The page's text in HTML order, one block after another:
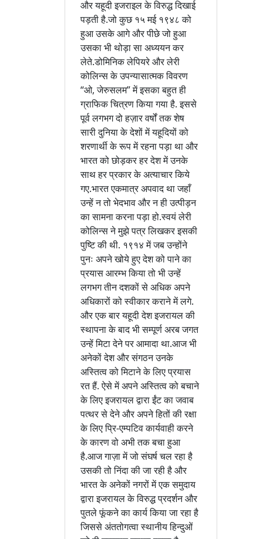
और यहूदी इजराइल के विरुद्ध दिखाई
पड़ती है.जो कुछ १५ मई १९४८ को
हुआ उसके आगे और पीछे जो हुआ
उसका भी थोड़ा सा अध्ययन कर
लेते.डोमिनिक लेपियरे और लेरी
कोलिन्स के उपन्यासात्मक विवरण
“ओ, जेरुसलम” में इसका बहुत ही
ग्राफिक चित्रण किया गया है. इससे
पूर्व लगभग दो हज़ार वर्षों तक शेष
सारी दुनिया के देशों में यहूदियों को
शरणार्थी के रूप में रहना पड़ा था और
भारत को छोड़कर हर देश में उनके
साथ हर प्रकार के अत्याचार किये
गए.भारत एकमात्र अपवाद था जहाँ
उन्हें न तो भेदभाव और न ही उत्पीड़न
का सामना करना पड़ा हो.स्वयं लेरी
कोलिन्स ने मुझे पत्र लिखकर इसकी
पुष्टि की थी. १९१४ में जब उन्होंने
पुनः अपने खोये हुए देश को पाने का
प्रयास आरम्भ किया तो भी उन्हें
लगभग तीन दशकों से अधिक अपने
अधिकारों को स्वीकार कराने में लगे.
और एक बार यहूदी देश इजरायल की
स्थापना के बाद भी सम्पूर्ण अरब जगत
उन्हें मिटा देने पर आमादा था.आज भी
अनेकों देश और संगठन उनके
अस्तित्व को मिटाने के लिए प्रयास
रत हैं. ऐसे में अपने अस्तित्व को बचाने
के लिए इजरायल द्वारा ईंट का जवाब
पत्थर से देने और अपने हितों की रक्षा
के लिए प्रि-एम्पटिव कार्यवाही करने
के कारण वो अभी तक बचा हुआ
है.आज गाज़ा में जो संघर्ष चल रहा है
उसकी तो निंदा की जा रही है और
भारत के अनेकों नगरों में एक समुदाय
द्वारा इजरायल के विरुद्ध प्रदर्शन और
पुतले फूंकने का कार्य किया जा रहा है
जिससे अंततोगत्वा स्थानीय हिन्दुओं